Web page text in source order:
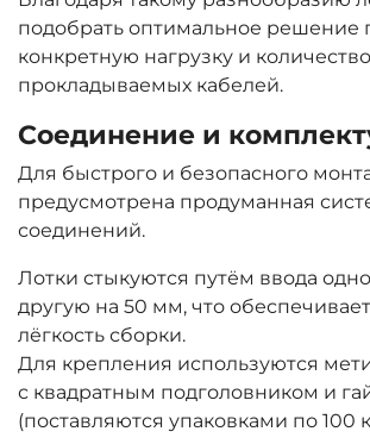
подобрать оптимальное решение
конкретную нагрузку и количество
прокладываемых кабелей.
Соединение и
Для быстрого и безопасного
предусмотрена продуманная
соединений.
Лотки стыкуются путём ввода
другую на 50 мм, что
лёгкость сборки.
Для крепления используются
с квадратным подголовником и
(поставляются упаковками по 100